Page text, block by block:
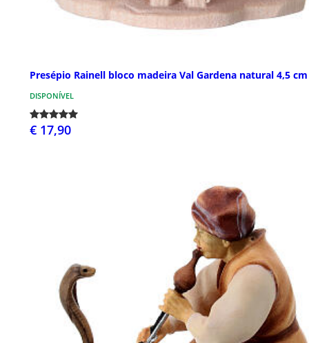
Presépio Rainell bloco madeira Val Gardena natural 4,5 cm
DISPONÍVEL
€ 17,90